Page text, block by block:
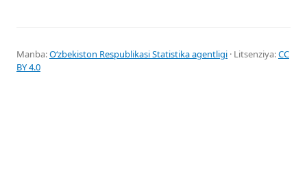
Manba:Oʻzbekiston Respublikasi Statistika agentligi · Litsenziya:CC
BY 4.0